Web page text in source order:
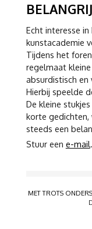
Echt interesse
kunstacademie
Tijdens het
regelmaat
absurdistisch en
Hierbij speelde
De kleine
korte gedichten,
steeds een
Stuur een e-mail.
MET TROTS